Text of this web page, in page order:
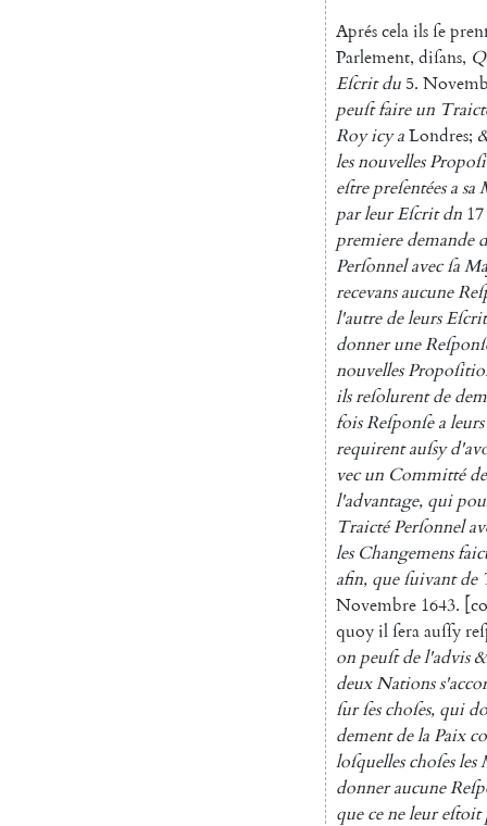
Apréscelailsſe
Parlement, diſans,
Eſcrit du 5.
peuſtfaire un
Royicy aLondres;
lesnouvelles
eſtre preſentées asa
parleurEſcrit dn 17
premiere demande
Perſonnel avec ſa
recevans aucune
l'autre deleurs
donner une
nouvelles
ilsreſolurent de
foisReſponſe aleurs
requirent auſsy
vec un Committé
l'advantage, qui
Traicté Perſonnel
les Changemens
afin, que ſuivant de
Novembre 1643.
quoyilſeraauſſy
on peuſt del'advis&
deuxNationss'ac
ſur ſes choſes, qui
dement dela Paix
loſquelles choſesles
donner aucune
que ceneleur eſtoit